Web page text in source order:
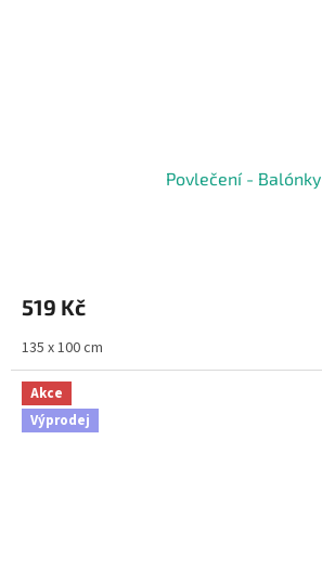
Povlečení - Balónky
519 Kč
135 x 100 cm
Akce
Výprodej